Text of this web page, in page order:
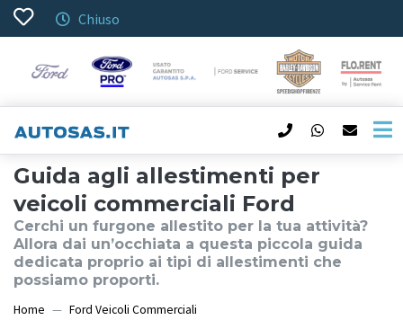
Chiuso
Guida agli allestimenti per
veicoli commerciali Ford
Cerchi un furgone allestito per la tua attività?
Allora dai un’occhiata a questa piccola guida
dedicata proprio ai tipi di allestimenti che
possiamo proporti.
Home
Ford Veicoli Commerciali